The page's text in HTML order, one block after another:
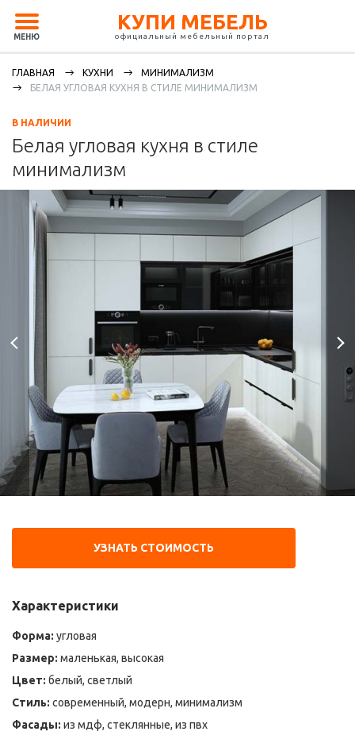
МЕНЮ
КУПИ МЕБЕЛЬ
официальный мебельный портал
ГЛАВНАЯ КУХНИ
МИНИМАЛИЗМ
БЕЛАЯ УГЛОВАЯ КУХНЯ В СТИЛЕ МИНИМАЛИЗМ
В НАЛИЧИИ
Белая угловая кухня в стиле
минимализм
УЗНАТЬ СТОИМОСТЬ
Характеристики
Форма: угловая
Размер: маленькая, высокая
Цвет: белый, светлый
Стиль: современный, модерн, минимализм
Фасады: из мдф, стеклянные, из пвх